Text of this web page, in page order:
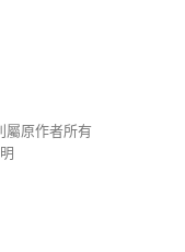
屬原作者所有